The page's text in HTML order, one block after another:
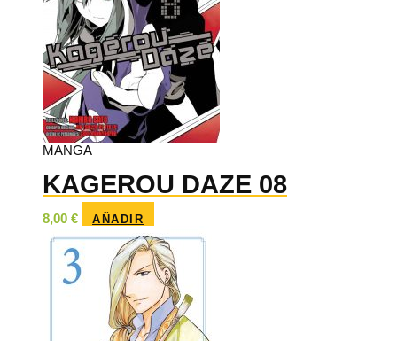
MANGA
KAGEROU DAZE 08
8,00 € AÑADIR